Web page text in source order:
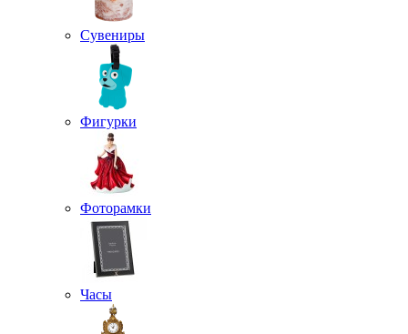
Сувениры
Фигурки
Фоторамки
Часы